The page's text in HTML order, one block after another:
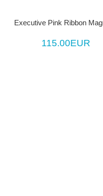
Executive Pink Ribbon
115.00EUR